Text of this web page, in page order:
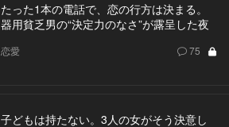
たった1本の電話で、恋の行方は決まる。
器用貧乏男の“決定力のなさ”が露呈した夜
恋愛 75
子どもは持たない。3人の女がそう決意し